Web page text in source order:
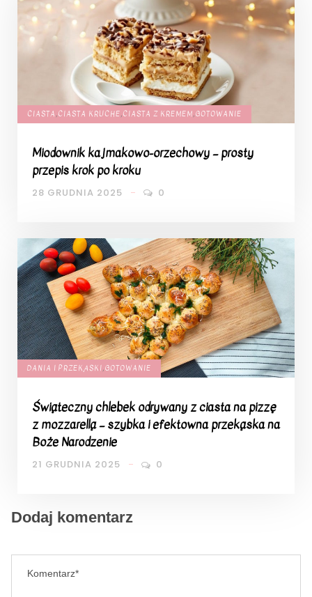
CIASTA ,CIASTA KRUCHE,CIASTA Z KREMEM,GOTOWANIE
Miodownik kajmakowo-orzechowy – prosty
przepis krok po kroku
28 GRUDNIA 2025 0
DANIA I PRZEKĄSKI,GOTOWANIE
Świąteczny chlebek odrywany z ciasta na pizzę
z mozzarellą – szybka i efektowna przekąska na
Boże Narodzenie
21 GRUDNIA 2025 0
Dodaj komentarz